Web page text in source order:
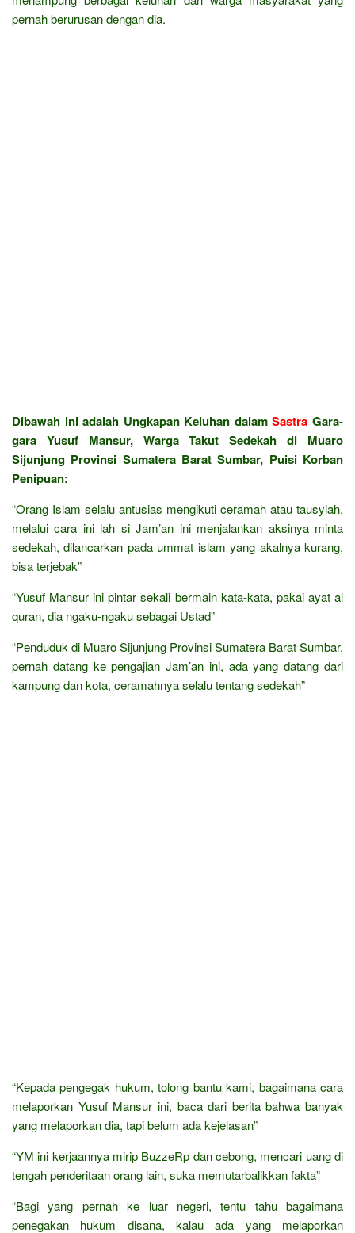
pernah berurusan dengan dia.
Dibawah ini adalah Ungkapan Keluhan dalamSastra Gara-
gara Yusuf Mansur, Warga Takut Sedekah di Muaro
Sijunjung Provinsi Sumatera Barat Sumbar, Puisi Korban
Penipuan:
“Orang Islam selalu antusias mengikuti ceramah atau tausyiah,
melalui cara ini lah si Jam’an ini menjalankan aksinya minta
sedekah, dilancarkan pada ummat islam yang akalnya kurang,
bisa terjebak”
“Yusuf Mansur ini pintar sekali bermain kata-kata, pakai ayat al
quran, dia ngaku-ngaku sebagai Ustad”
“Penduduk di Muaro Sijunjung Provinsi Sumatera Barat Sumbar,
pernah datang ke pengajian Jam’an ini, ada yang datang dari
kampung dan kota, ceramahnya selalu tentang sedekah”
“Kepada pengegak hukum, tolong bantu kami, bagaimana cara
melaporkan Yusuf Mansur ini, baca dari berita bahwa banyak
yang melaporkan dia, tapi belum ada kejelasan”
“YM ini kerjaannya mirip BuzzeRp dan cebong, mencari uang di
tengah penderitaan orang lain, suka memutarbalikkan fakta”
“Bagi yang pernah ke luar negeri, tentu tahu bagaimana
penegakan hukum disana, kalau ada yang melaporkan